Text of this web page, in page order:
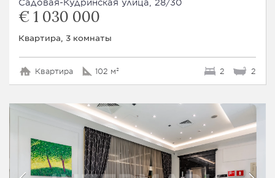
€ 1 030 000
Квартира, 3 комнаты
Квартира 102 м² 2 2